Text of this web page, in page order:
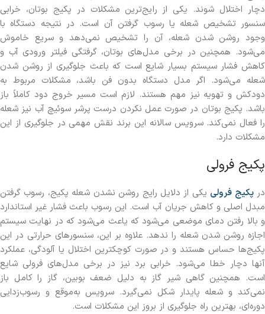
دچار اختلال شوند. یکی از رایج‌ترین مشکلات در پکیج بوتان، خرابی
سنسور تشخیص شعله یا رسوب گرفتن آن است. در نتیجه دستگاه با
وجود روشن شدن شعله، آن را تشخیص نمی‌دهد و سریع خاموش
می‌شود. همچنین در برخی مدل‌های بوتان، گرفتگی فیلتر ورودی آب و
کاهش فشار سیستم بسیار شایع است که باعث جلوگیری از روشن شدن
شعله می‌شود. اگر مدل دستگاه بدون فن باشد، مشکلات مربوط به
دودکش و تهویه نیز مهم هستند. لازم است مسیر خروج دود کاملاً باز
باشد. پکیج بوتان در صورت عمل نکردن درست پرشر سوئیچ آب نیز شعله
را فعال نمی‌کند. سرویس سالانه این برند نقش مهمی در جلوگیری از این
مشکلات دارد.
پکیج فرولی
درپکیج فرولی یکی از دلایل رایج روشن نشدن شعله پکیج، رسوب گرفتن
مبدل اصلی و کاهش جریان آب است. این رسوب باعث فشار غیر استاندارد
و بالا رفتن دمای موضعی می‌شود که یاعث می‌شود که در نهایت سیستم
اجازه روشن شدن شعله را ندهد. علاوه بر این، سنسورهای حرارتی در این
پکیج‌ها حساس هستند و در صورت کوچکترین اختلال یا آلودگی، عملکرد
آنها دچار خطا می‌شود. خرابی برد نیز در برخی مدل‌های فرولی شایع
است. همچنین گاهی شیر گاز به دلیل ضعف بوبین، گاز را کامل باز
نمی‌کند و شعله پایدار شکل نمی‌گیرد. سرویس به‌موقع و رسوب‌زدایی
دوره‌ای، بهترین راه جلوگیری از بروز این مشکلات است.